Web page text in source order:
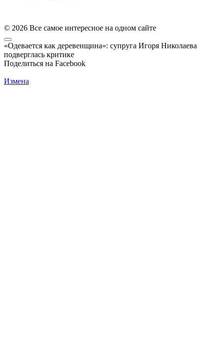
© 2026 Все самое интересное на одном сайте
«Одевается как деревенщина»: супруга Игоря Николаева
подверглась критике
Поделиться на Facebook
Измена